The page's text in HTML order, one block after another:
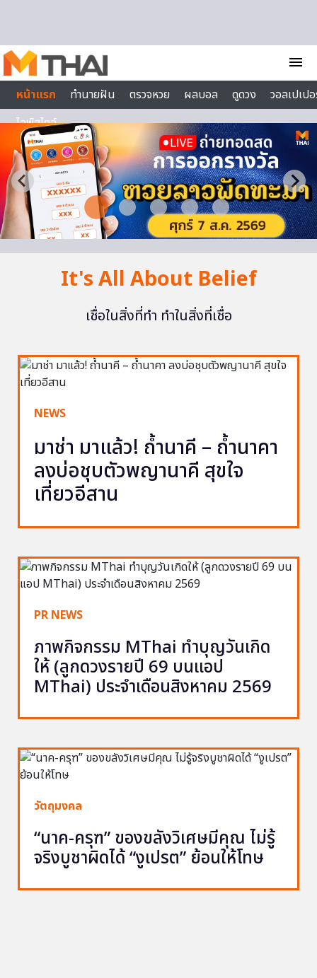
menu
หน้าแรก
ทำนายฝัน ตรวจหวย ผลบอล ดูดวง
วอลเปเป
ไลฟ์สไตล์
It's All About Belief
เชื่อในสิ่งที่ทำ ทำในสิ่งที่เชื่อ
NEWS
มาช่า มาแล้ว! ถ้ำนาคี – ถ้ำนาคา
ลงบ่อชุบตัวพญานาคี สุขใจ
เที่ยวอีสาน
PR NEWS
ภาพกิจกรรม MThai ทำบุญวันเกิด
ให้ (ลูกดวงรายปี 69 บนแอป
MThai) ประจำเดือนสิงหาคม 2569
วัตถุมงคล
“นาค-ครุฑ” ของขลังวิเศษมีคุณ ไม่รู้
จริงบูชาผิดได้ “งูเปรต” ย้อนให้โทษ